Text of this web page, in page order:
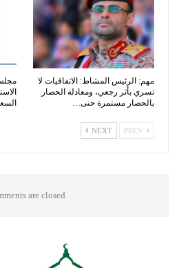
مهم: الرئيس المشاط: الاتفاقيات لا
تسري بأثر رجعي، ومعادلة الحصار
بالحصار مستمرة حتى…
NEXT
are closed.